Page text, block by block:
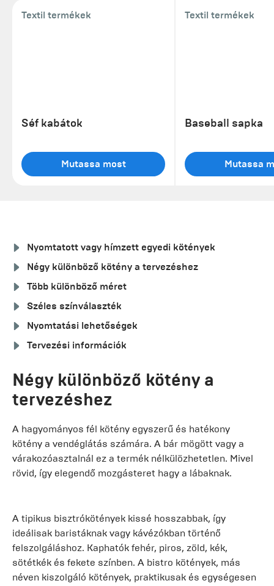
Textil termékek
Séf kabátok
Mutassa most
Textil termékek
Baseball sapka
Mutassa
Nyomtatott vagy hímzett egyedi kötények
Négy különböző kötény a tervezéshez
Több különböző méret
Széles színválaszték
Nyomtatási lehetőségek
Tervezési információk
Négy különböző kötény a
tervezéshez
A hagyományos fél kötény egyszerű és hatékony
kötény a vendéglátás számára. A bár mögött vagy a
várakozóasztalnál ez a termék nélkülözhetetlen. Mivel
rövid, így elegendő mozgásteret hagy a lábaknak.
A tipikus bisztrókötények kissé hosszabbak, így
ideálisak baristáknak vagy kávézókban történő
felszolgáláshoz. Kaphatók fehér, piros, zöld, kék,
sötétkék és fekete színben. A bistro kötények, más
néven kiszolgáló kötények, praktikusak és egységesen